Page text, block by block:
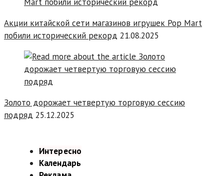
Акции китайской сети магазинов игрушек Pop Mart
побили исторический рекорд 21.08.2025
Золото дорожает четвертую торговую сессию
подряд 25.12.2025
Интересно
Календарь